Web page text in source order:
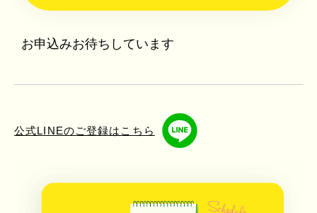
お申込みお待ちしています
公式LINEのご登録はこちら